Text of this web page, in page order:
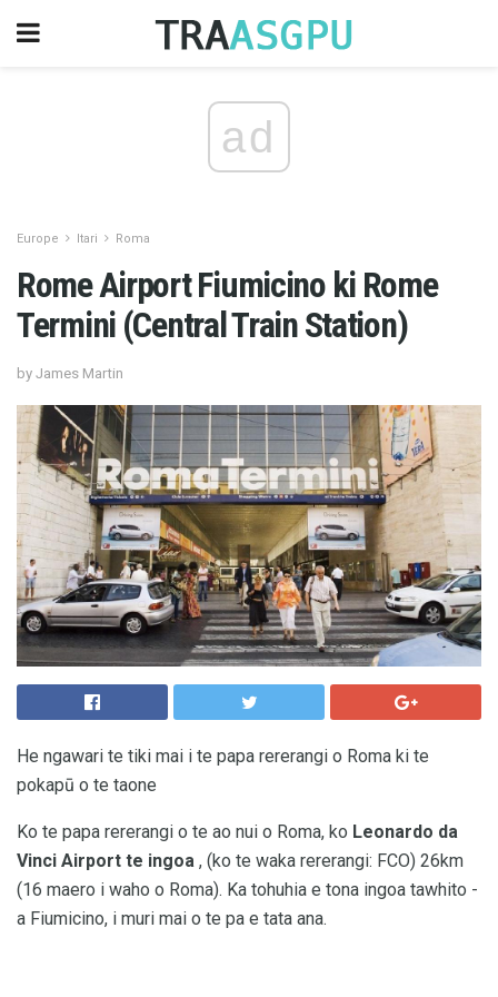
ad
Europe Itari Roma
Rome Airport Fiumicino ki Rome
Termini (Central Train Station)
by James Martin
He ngawari te tiki mai i te papa rererangi o Roma ki te
pokapū o te taone
Ko te papa rererangi o te ao nui o Roma, ko Leonardo da
Vinci Airport te ingoa , (ko te waka rererangi: FCO) 26km
(16 maero i waho o Roma). Ka tohuhia e tona ingoa tawhito -
a Fiumicino, i muri mai o te pa e tata ana.